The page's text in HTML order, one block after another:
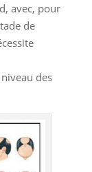
avec, pour
de
des